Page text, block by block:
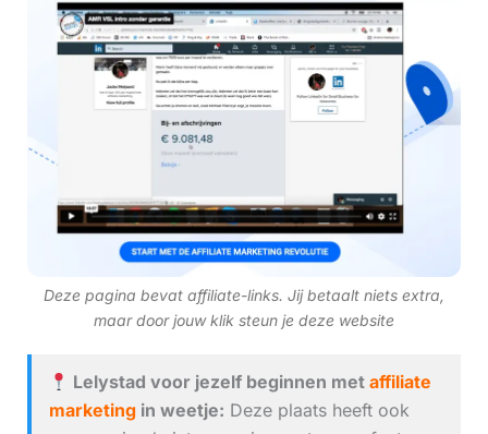
Deze pagina bevat affiliate-links. Jij betaalt niets extra,
maar door jouw klik steun je deze website
Lelystad voor jezelf beginnen met affiliate
marketingin weetje: Deze plaats heeft ook